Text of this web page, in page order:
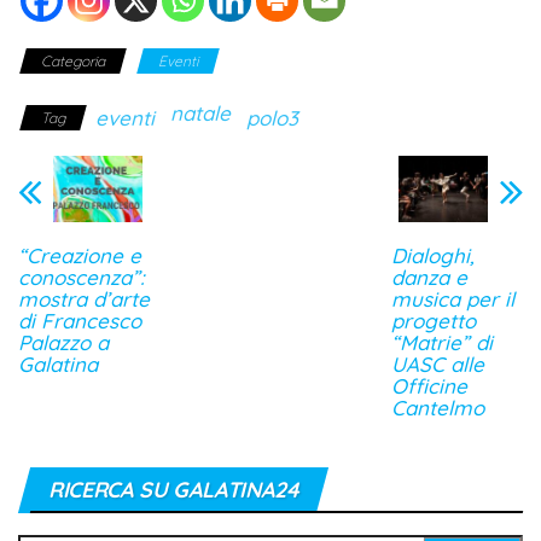
Categoria Eventi
Tag eventi natale polo3
“Creazione e
conoscenza”:
mostra d’arte
di Francesco
Palazzo a
Galatina
Dialoghi,
danza e
musica per il
progetto
“Matrie” di
UASC alle
Officine
Cantelmo
RICERCA SU GALATINA24